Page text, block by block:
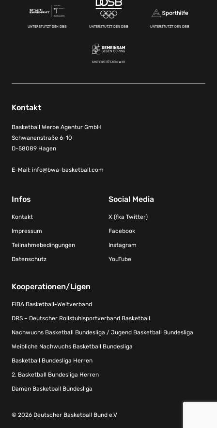
UNTERSTÜTZT DEN DBB UNTERSTÜTZT DEN DBB UNTERSTÜTZT DEN DBB
UNTERSTÜTZEN WIR
Kontakt
Basketball Werbe Agentur GmbH
Schwanenstraße 6-10
D-58089 Hagen
E-Mail: info@bwa-basketball.com
Infos
Kontakt
Impressum
Teilnahmebedingungen
Datenschutz
Social Media
X (fka Twitter)
Facebook
Instagram
YouTube
Kooperationen/Ligen
FIBA Basketball-Weltverband
DRS – Deutscher Rollstuhlsportverband Basketball
Nachwuchs Basketball Bundesliga / Jugend Basketball Bundesliga
Weibliche Nachwuchs Basketball Bundesliga
Basketball Bundesliga Herren
2. Basketball Bundesliga Herren
Damen Basketball Bundesliga
© 2026 Deutscher Basketball Bund e.V